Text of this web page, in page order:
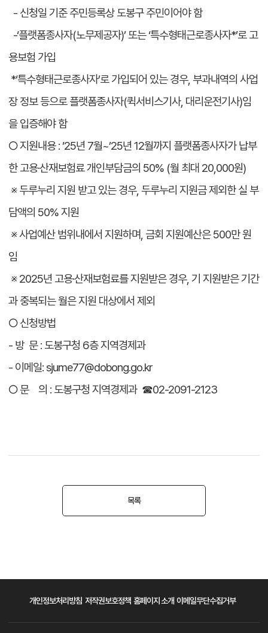
- 신청일 기준 주민등록상 도봉구 주민이어야 함
-‘플랫폼종사자(노무제공자)’ 또는 ‘특수형태근로종사자*’로 고
용보험 가입
*‘특수형태근로종사자’로 가입되어 있는 경우, 부과내역의 사업
장 정보 등으로 플랫폼종사자(퀵서비스기사, 대리운전기사)임
을 입증해야 함
○ 지원내용 : ’25년 7월~’25년 12월까지 플랫폼종사자가 납부
한 고용·산재보험료 개인부담금의 50% (월 최대 20,000원)
※ 두루누리 지원 받고 있는 경우, 두루누리 지원금 제외한 실 부
담액의 50% 지원
※ 사업예산 범위내에서 지원하며, 금회 지원예산은 500만 원
임
※ 2025년 고용·산재보험료를 지원받은 경우, 기 지원받은 기간
과 중복되는 월은 지원 대상에서 제외
○ 신청방법
- 방 문 : 도봉구청 6층 지역경제과
- 이메일: sjume77@dobong.go.kr
○ 문 의 : 도봉구청 지역경제과 ☎02-2091-2123
목록
개인정보처리방침 저작권보호정책 홈페이지 소개 이메일무단수집거부